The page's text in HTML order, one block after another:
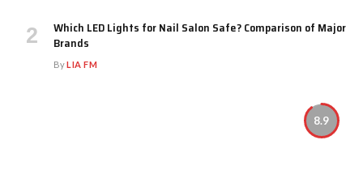
Which LED Lights for Nail Salon Safe? Comparison of Major
Brands
ByLIA FM
8.9